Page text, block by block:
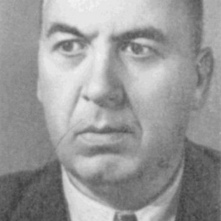
СТРУКТУРА
Президія НАН України
Апарат Президії
Секція фізико-технічних і математичних
наук
Секція хімічних і біологічних наук
Секція суспільних і гуманітарних наук
Установи при Президії
Ради, комітети та комісії
Наукові центри МОН та НАН України
Громадські організації